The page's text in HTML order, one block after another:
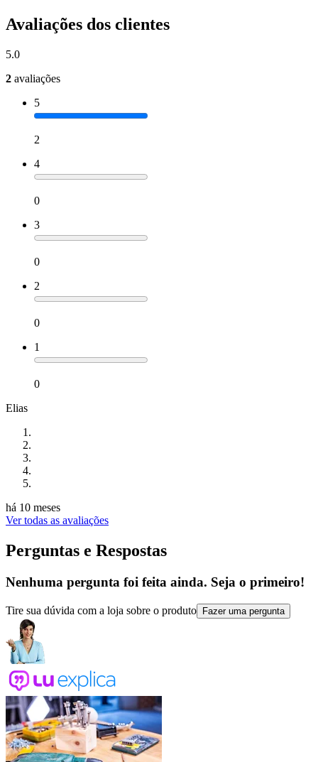
Avaliações dos clientes
5.0
2 avaliações
5
2
4
0
3
0
2
0
1
0
Elias
há 10 meses
Ver todas as avaliações
Perguntas e Respostas
Nenhuma pergunta foi feita ainda. Seja o primeiro!
Tire sua dúvida com a loja sobre o produto Fazer uma pergunta